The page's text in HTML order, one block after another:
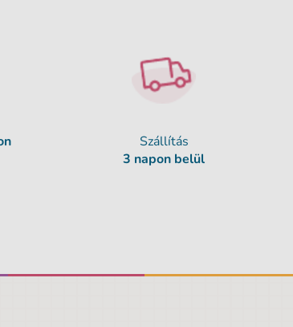
Szállítás
3 napon belül